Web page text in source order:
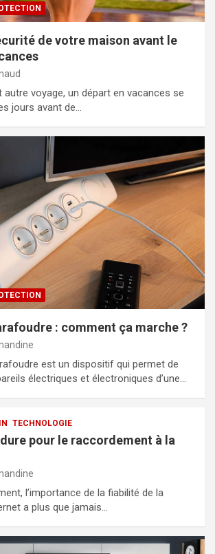
de votre maison avant le
autre voyage, un départ en vacances se
jours avant de…
: comment ça marche ?
est un dispositif qui permet de
électriques et électroniques d’une…
TECHNOLOGIE
pour le raccordement à la
l’importance de la fiabilité de la
a plus que jamais…